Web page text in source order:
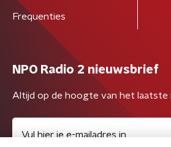
Frequenties
NPO Radio 2 nieuwsbrief
Altijd op de hoogte van het laatste